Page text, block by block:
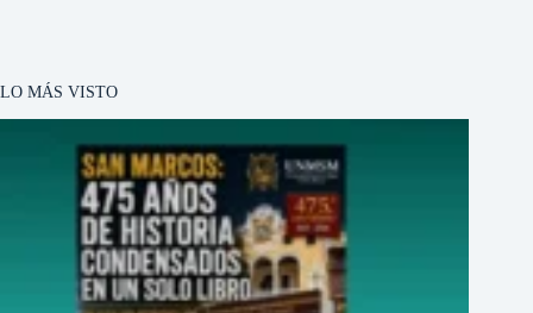
LO MÁS VISTO